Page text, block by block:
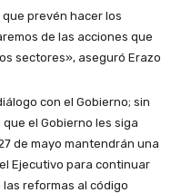
prevén hacer los
de las acciones que
sectores», aseguró Erazo
con el Gobierno; sin
el Gobierno les siga
de mayo mantendrán una
Ejecutivo para continuar
reformas al código